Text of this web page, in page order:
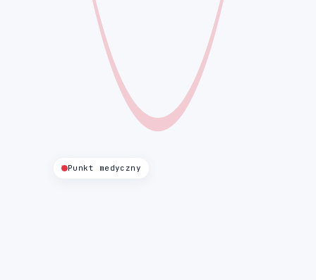
Punkt medyczny